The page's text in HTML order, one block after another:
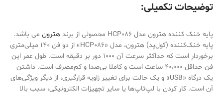
توضیحات تکمیلی:
پایه خنک کننده هترون مدل HCP086 محصولی از برند هترون می باشد.
پایه خنک‌کننده (کول‌پد) هترون، مدل «HCP086» از دو فن 140 میلی‌متری
برخوردار است که حداکثر سرعت آن 1000 دور بر دقیقه است. طول عمر این
فن حداقل 40،000 ساعت است و کاملا بی‌صدا و کم‌مصرف است. داشتن
یک درگاه «USB» و یک حالت برای تغییر زاویه قرارگیری، از دیگر ویژگی‌های
آن است. کار کردن با لپ‌تاپ‌ها یا سایر تجهیزات الکترونیکی، سبب بالا